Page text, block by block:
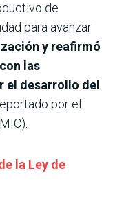
de
para avanzar
y reafirmó
las
el desarrollo del
por el
la Ley de